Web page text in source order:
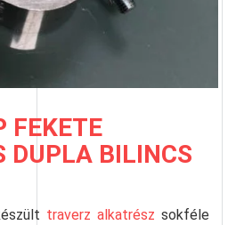
FEKETE
DUPLA BILINCS
traverz alkatrész sokféle